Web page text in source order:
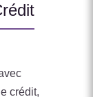
crédit,